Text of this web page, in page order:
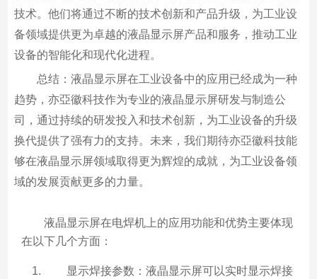
技术。他们将通过不断的技术创新和产品升级，为工业设
备领域提供更为卓越的液晶显示屏产品和服务，推动工业
设备的智能化和现代化进程。
总结：液晶显示屏在工业设备中的应用已经成为一种
趋势，亦亞徽科技作为专业的液晶显示屏研发与制造公
司，通过持续的研发投入和技术创新，为工业设备的升级
换代提供了强有力的支持。未来，我们期待亦亞徽科技能
够在液晶显示屏领域取得更为辉煌的成就，为工业设备领
域的发展贡献更多的力量。
液晶显示屏在电焊机上的应用功能和优势主要体现
在以下几个方面：
显示焊接参数：液晶显示屏可以实时显示焊接